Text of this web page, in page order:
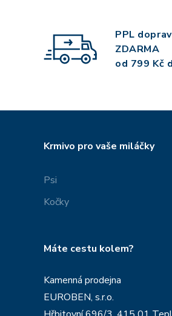
PPL
ZDARMA
od 799 Kč
Krmivo pro vaše miláčky
Psi
Kočky
Máte cestu kolem?
Kamenná prodejna
EUROBEN, s.r.o.